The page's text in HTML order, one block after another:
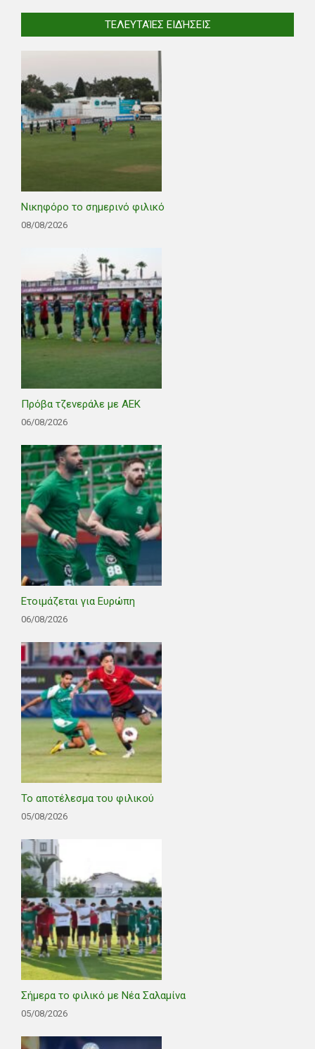
ΤΕΛΕΥΤΑΊΕΣ ΕΙΔΉΣΕΙΣ
Νικηφόρο το σημερινό φιλικό
08/08/2026
Πρόβα τζενεράλε με ΑΕΚ
06/08/2026
Ετοιμάζεται για Ευρώπη
06/08/2026
Το αποτέλεσμα του φιλικού
05/08/2026
Σήμερα το φιλικό με Νέα Σαλαμίνα
05/08/2026